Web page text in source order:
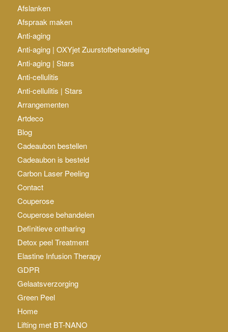
Afslanken
Afspraak maken
Anti-aging
Anti-aging | OXYjet Zuurstofbehandeling
Anti-aging | Stars
Anti-cellulitis
Anti-cellulitis | Stars
Arrangementen
Artdeco
Blog
Cadeaubon bestellen
Cadeaubon is besteld
Carbon Laser Peeling
Contact
Couperose
Couperose behandelen
Definitieve ontharing
Detox peel Treatment
Elastine Infusion Therapy
GDPR
Gelaatsverzorging
Green Peel
Home
Lifting met BT-NANO